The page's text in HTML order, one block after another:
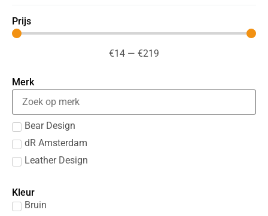
Prijs
€14 — €219
Merk
Bear Design
dR Amsterdam
Leather Design
Kleur
Bruin